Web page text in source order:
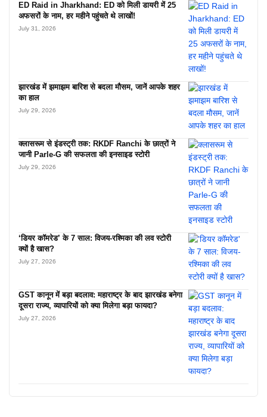
ED Raid in Jharkhand: ED को मिली डायरी में 25
अफसरों के नाम, हर महीने पहुंचते थे लाखों!
July 31, 2026
झारखंड में झमाझम बारिश से बदला मौसम, जानें आपके शहर
का हाल
July 29, 2026
क्लासरूम से इंडस्ट्री तक: RKDF Ranchi के छात्रों ने
जानी Parle-G की सफलता की इनसाइड स्टोरी
July 29, 2026
‘डियर कॉमरेड’ के 7 साल: विजय-रश्मिका की लव स्टोरी
क्यों है खास?
July 27, 2026
GST कानून में बड़ा बदलाव: महाराष्ट्र के बाद झारखंड बनेगा
दूसरा राज्य, व्यापारियों को क्या मिलेगा बड़ा फायदा?
July 27, 2026